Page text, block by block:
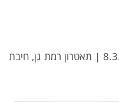
יום רביעי | י' אדר תשע"ז | 8.3.2017 | תאטרון רמת גן, חיבת